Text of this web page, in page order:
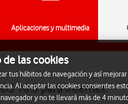
Aplicaciones y multimedia
16.3 para Internet.
de las cookies
tus hábitos de navegación y así
Al aceptar las cookies consientes
y no te llevará más de 4